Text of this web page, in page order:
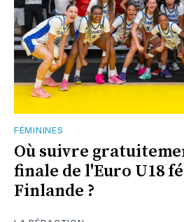
FÉMININES
Où suivre
finale de l'Euro U18
Finlande ?